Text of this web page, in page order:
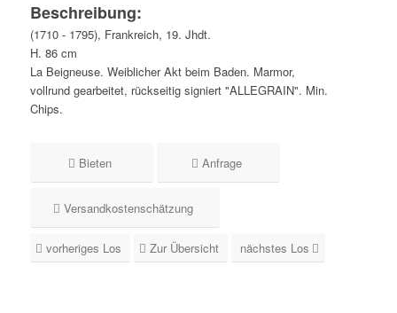
Beschreibung:
(1710 - 1795), Frankreich, 19. Jhdt.
H. 86 cm
La Beigneuse. Weiblicher Akt beim Baden. Marmor,
vollrund gearbeitet, rückseitig signiert "ALLEGRAIN". Min.
Chips.
Bieten Anfrage
Versandkostenschätzung
vorheriges Los Zur Übersicht nächstes Los